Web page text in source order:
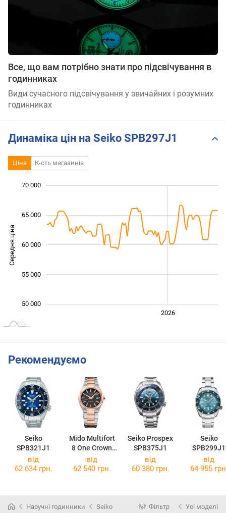
Все, що вам потрібно знати про підсвічування в
годинниках
Види сучасного підсвічування у звичайних і розумних
годинниках
Динаміка цін на Seiko SPB297J1
Ціна К-сть магазинів
Середня ціна 54 000
50 000
60 000
70 000
65 000
55 000
2026
Рекомендуємо
Seiko
SPB321J1
Mido Multifort
8 One Crown
M055.507.22.0
51.00
Seiko Prospex
SPB375J1
Seiko
SPB299J1
від
62 634 грн.
від
62 540 грн.
від
60 380 грн.
від
64 955
Наручні годинники Seiko Фільтр Усі моделі